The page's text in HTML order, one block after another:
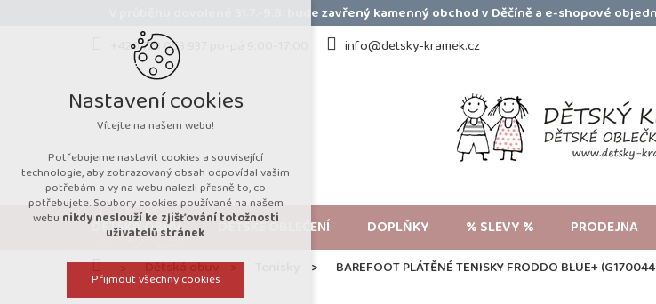
V průběhu dovolené 31.7.-9.8. bude zavřený kamenný obchod v Děčíně a e-shopové
+420 723 053 937 po-pá 9:00-17:00
info@detsky-kramek.cz
DĚTSKÁ OBUV DĚTSKÉ OBLEČENÍ DOPLŇKY % SLEVY % PRODEJNA
DomůDětská obuv BAREFOOT PLÁTĚNÉ TENISKY FRODDO BLUE+
Nastavení cookies
Vítejte na našem webu!
Potřebujeme nastavit cookies a související
technologie, aby zobrazovaný obsah odpovídal vašim
potřebám a vy na webu nalezli přesně to, co
potřebujete. Soubory cookies používané na našem
webu nikdy neslouží ke zjišťování totožnosti
uživatelů stránek.
Přijmout všechny cookies